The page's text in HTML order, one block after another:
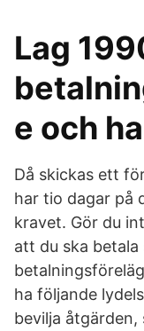
Lag
e och
Då skickas ett
har tio dagar på
kravet. Gör du
att du ska
ha följande
bevilja